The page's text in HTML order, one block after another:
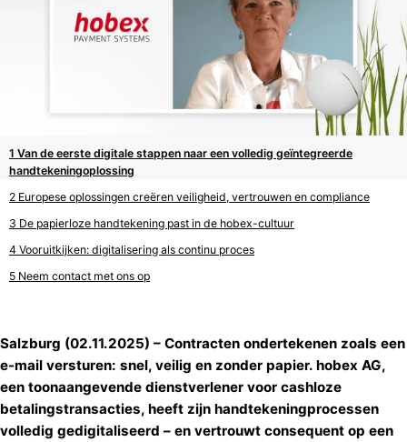
Van de eerste digitale stappen naar een volledig geïntegreerde
handtekeningoplossing
Europese oplossingen creëren veiligheid, vertrouwen en compliance
De papierloze handtekening past in de hobex-cultuur
Vooruitkijken: digitalisering als continu proces
Neem contact met ons op
Salzburg (02.11.2025) – Contracten ondertekenen zoals een
e-mail versturen: snel, veilig en zonder papier. hobex AG,
een toonaangevende dienstverlener voor cashloze
betalingstransacties, heeft zijn handtekeningprocessen
volledig gedigitaliseerd – en vertrouwt consequent op een